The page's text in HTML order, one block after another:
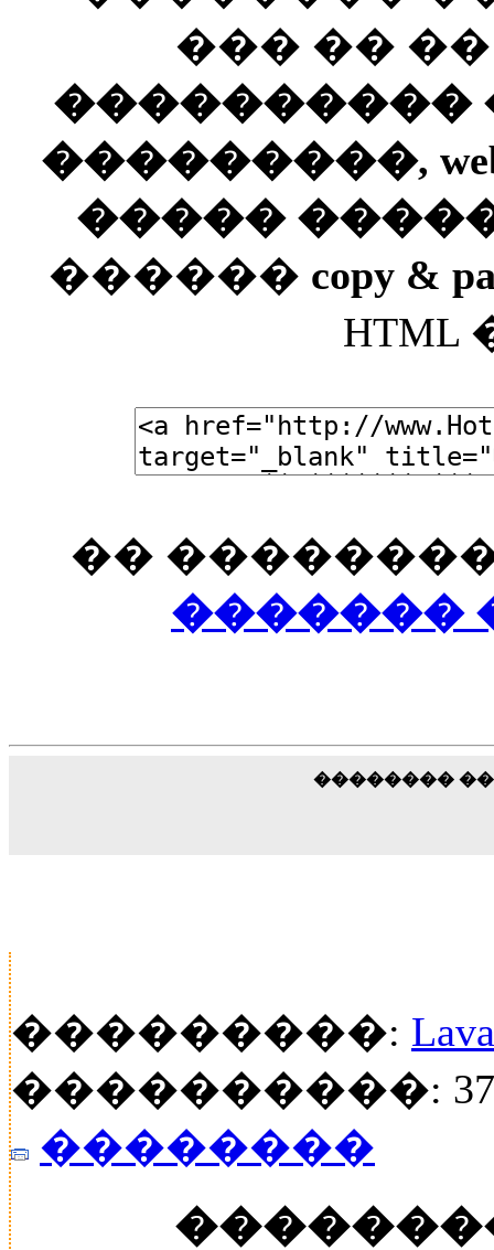
��� ��
����������
���������,
�����
������ copy &
��
�������
��������
���������:
����������:
��������